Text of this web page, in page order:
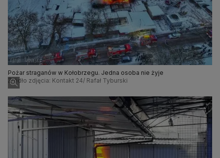
Pożar straganów w Kołobrzegu. Jedna osoba nie żyje
Źródło zdjęcia: Kontakt 24/ Rafał Tyburski